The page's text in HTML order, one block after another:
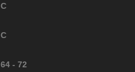
C
C
64 - 72